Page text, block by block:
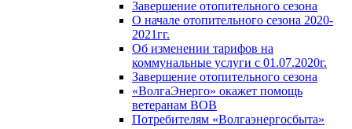
Завершение отопительного сезона
О начале отопительного сезона 2020-
2021гг.
Об изменении тарифов на
коммунальные услуги с 01.07.2020г.
Завершение отопительного сезона
«ВолгаЭнерго» окажет помощь
ветеранам ВОВ
Потребителям «Волгаэнергосбыта»